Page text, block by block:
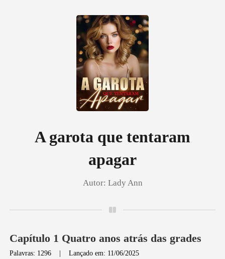
Histórico
A garota que tentaram
apagar
Autor: Lady Ann
Capítulo 1 Quatro anos atrás das grades
Palavras: 1296 |Lançado em: 11/06/2025